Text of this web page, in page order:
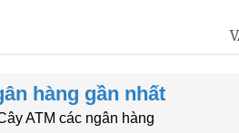
hàng gần nhất
ATM các ngân hàng